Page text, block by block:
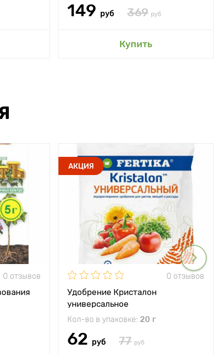
149 руб 369 руб
Купить
0 отзывов
АКЦИЯ
0 отзывов
Удобрение Кристалон
универсальное
Кол-во в упаковке: 20 г
62 руб 77 руб